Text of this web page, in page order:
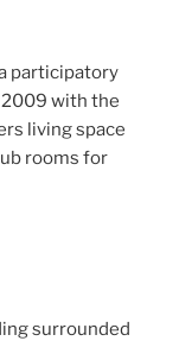
participatory
2009 with the
living space
rooms for
surrounded